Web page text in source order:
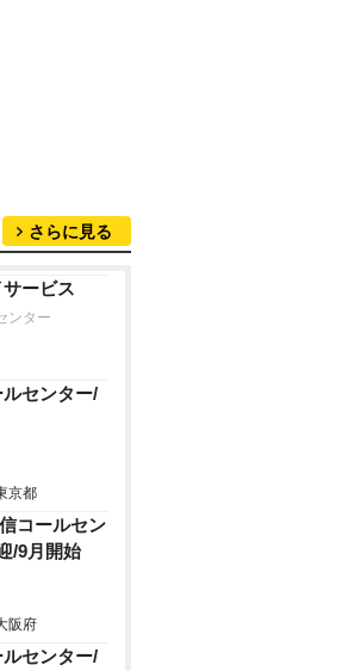
さらに見る
サービス
ンター
センター/
京都
コールセン
/9月開始
阪府
センター/